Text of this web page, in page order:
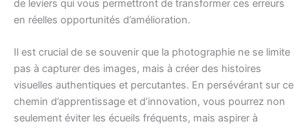
de leviers qui vous permettront de transformer ces erreurs
en réelles opportunités d’amélioration.
Il est crucial de se souvenir que la photographie ne se limite
pas à capturer des images, mais à créer des histoires
visuelles authentiques et percutantes. En persévérant sur ce
chemin d’apprentissage et d’innovation, vous pourrez non
seulement éviter les écueils fréquents, mais aspirer à